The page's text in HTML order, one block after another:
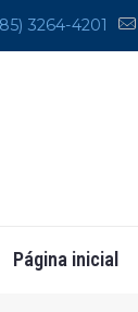
3264-4201
Página inicial